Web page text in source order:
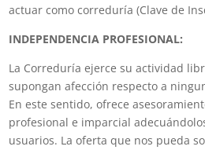
actuar como correduría (Clave de
INDEPENDENCIA PROFESIONAL:
La Correduría ejerce su actividad
supongan afección respecto a
En este sentido, ofrece
profesional e imparcial
usuarios. La oferta que nos pueda